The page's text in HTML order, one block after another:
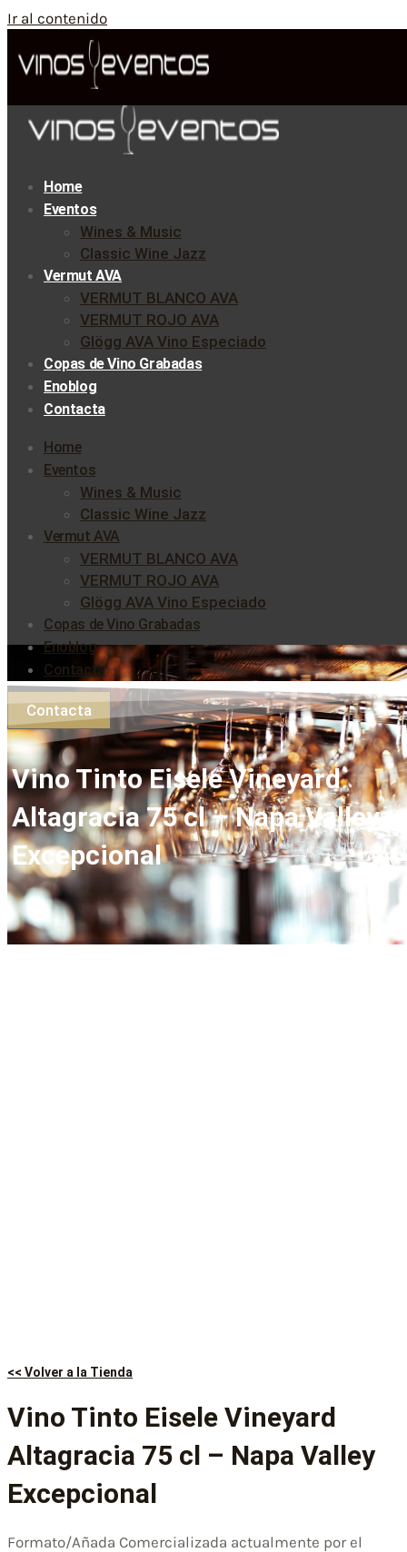
Ir al contenido
Home
Eventos
Wines & Music
Classic Wine Jazz
Vermut AVA
VERMUT BLANCO AVA
VERMUT ROJO AVA
Glögg AVA Vino Especiado
Copas de Vino Grabadas
Enoblog
Contacta
Home
Eventos
Wines & Music
Classic Wine Jazz
Vermut AVA
VERMUT BLANCO AVA
VERMUT ROJO AVA
Glögg AVA Vino Especiado
Copas de Vino Grabadas
Enoblog
Contacta
Contacta
Vino Tinto Eisele Vineyard
Altagracia 75 cl – Napa Valley
Excepcional
<< Volver a la Tienda
Vino Tinto Eisele Vineyard
Altagracia 75 cl – Napa Valley
Excepcional
Formato/Añada Comercializada actualmente por el